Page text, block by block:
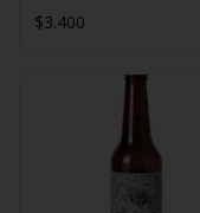
$3.400